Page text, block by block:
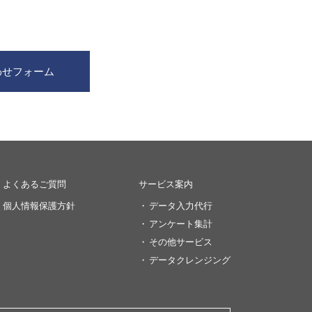
フォーム
よくあるご質問
個人情報保護方針
サービス案内
データ入力代行
アンケート集計
その他サービス
データクレンジング